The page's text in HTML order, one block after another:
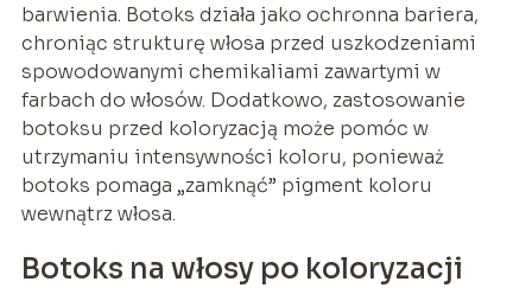
barwienia. Botoks działa jako ochronna bariera,
chroniąc strukturę włosa przed uszkodzeniami
spowodowanymi chemikaliami zawartymi w
farbach do włosów. Dodatkowo, zastosowanie
botoksu przed koloryzacją może pomóc w
utrzymaniu intensywności koloru, ponieważ
botoks pomaga „zamknąć” pigment koloru
wewnątrz włosa.
Botoks na włosy po koloryzacji